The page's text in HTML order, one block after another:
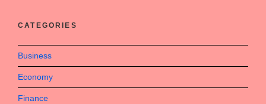
CATEGORIES
Business
Economy
Finance